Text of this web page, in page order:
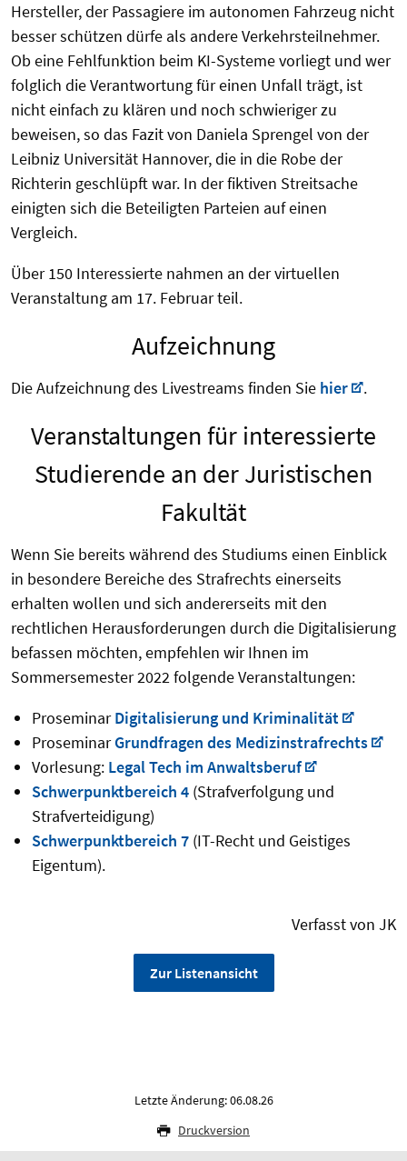
Hersteller, der Passagiere im autonomen Fahrzeug nicht
besser schützen dürfe als andere Verkehrsteilnehmer.
Ob eine Fehlfunktion beim KI-Systeme vorliegt und wer
folglich die Verantwortung für einen Unfall trägt, ist
nicht einfach zu klären und noch schwieriger zu
beweisen, so das Fazit von Daniela Sprengel von der
Leibniz Universität Hannover, die in die Robe der
Richterin geschlüpft war. In der fiktiven Streitsache
einigten sich die Beteiligten Parteien auf einen
Vergleich.
Über 150 Interessierte nahmen an der virtuellen
Veranstaltung am 17. Februar teil.
Aufzeichnung
Die Aufzeichnung des Livestreams finden Sie hier .
Veranstaltungen für interessierte
Studierende an der Juristischen
Fakultät
Wenn Sie bereits während des Studiums einen Einblick
in besondere Bereiche des Strafrechts einerseits
erhalten wollen und sich andererseits mit den
rechtlichen Herausforderungen durch die Digitalisierung
befassen möchten, empfehlen wir Ihnen im
Sommersemester 2022 folgende Veranstaltungen:
ProseminarDigitalisierung und Kriminalität
ProseminarGrundfragen des Medizinstrafrechts
Vorlesung: Legal Tech im Anwaltsberuf
Schwerpunktbereich 4(Strafverfolgung und
Strafverteidigung)
Schwerpunktbereich 7(IT-Recht und Geistiges
Eigentum).
Verfasst von JK
Zur Listenansicht
Letzte Änderung: 06.08.26
Druckversion